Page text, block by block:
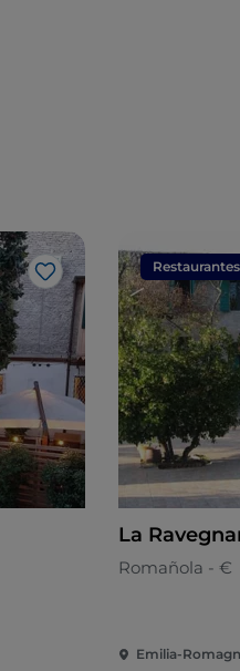
Me gusta
Restaurantes
La
Romañola - €
Emilia-